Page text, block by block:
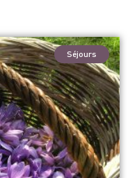
Séjours